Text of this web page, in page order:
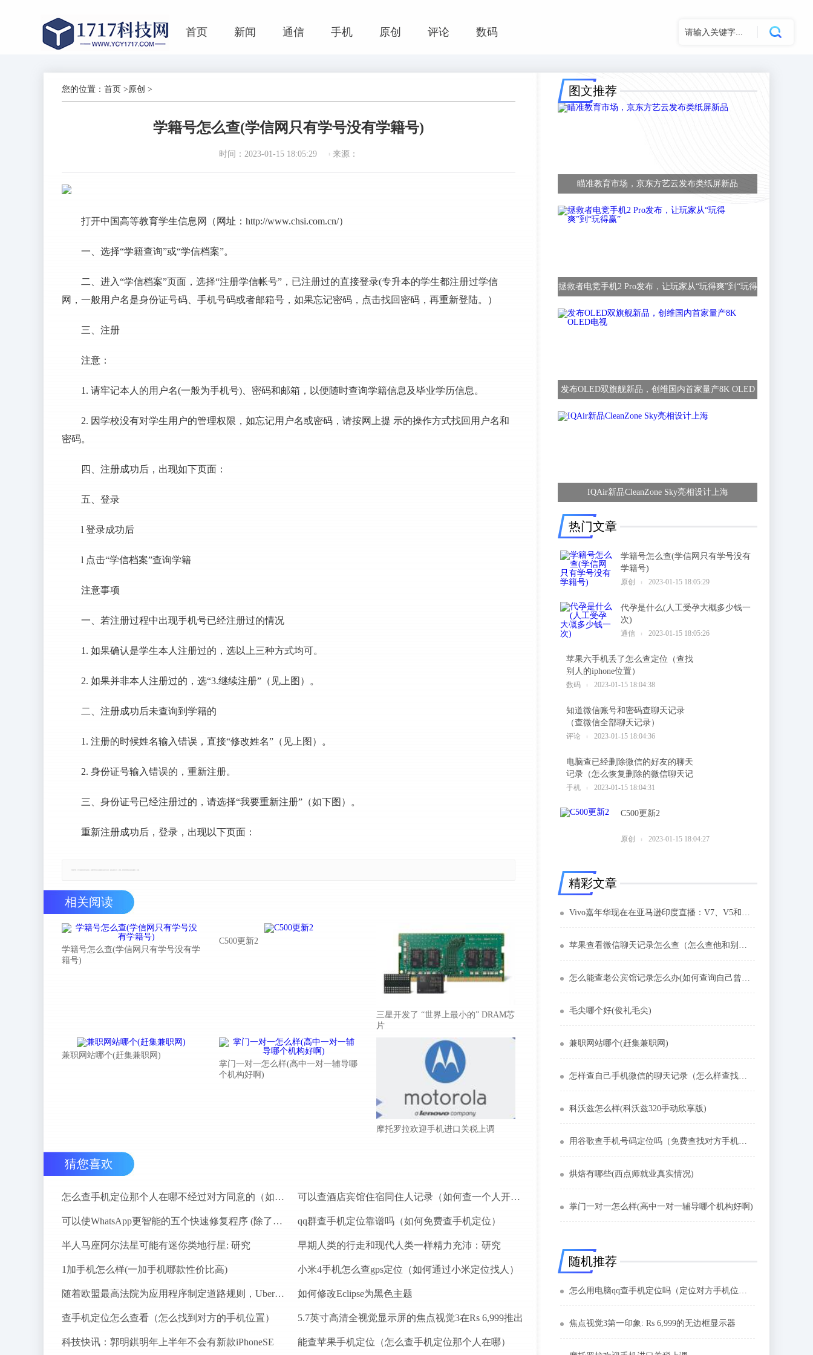
首页 新闻 通信 手机 原创 评论 数码
您的位置： 首页 >原创 >
学籍号怎么查(学信网只有学号没有学籍号)
时间：2023-01-15 18:05:29 来源：
打开中国高等教育学生信息网（网址：http://www.chsi.com.cn/）
一、选择“学籍查询”或“学信档案”。
二、进入“学信档案”页面，选择“注册学信帐号”，已注册过的直接登录(专升本的学生都注册过学信
网，一般用户名是身份证号码、手机号码或者邮箱号，如果忘记密码，点击找回密码，再重新登陆。）
三、注册
注意：
1. 请牢记本人的用户名(一般为手机号)、密码和邮箱，以便随时查询学籍信息及毕业学历信息。
2. 因学校没有对学生用户的管理权限，如忘记用户名或密码，请按网上提 示的操作方式找回用户名和
密码。
四、注册成功后，出现如下页面：
五、登录
l 登录成功后
l 点击“学信档案”查询学籍
注意事项
一、若注册过程中出现手机号已经注册过的情况
1. 如果确认是学生本人注册过的，选以上三种方式均可。
2. 如果并非本人注册过的，选“3.继续注册”（见上图）。
二、注册成功后未查询到学籍的
1. 注册的时候姓名输入错误，直接“修改姓名”（见上图）。
2. 身份证号输入错误的，重新注册。
三、身份证号已经注册过的，请选择“我要重新注册”（如下图）。
重新注册成功后，登录，出现以下页面：
相关阅读
学籍号怎么查(学信网只有学号没有学
籍号)
C500更新2
三星开发了 “世界上最小的” DRAM芯
片
兼职网站哪个(赶集兼职网)
掌门一对一怎么样(高中一对一辅导哪
个机构好啊)
摩托罗拉欢迎手机进口关税上调
猜您喜欢
怎么查手机定位那个人在哪不经过对方同意的（如何找手机定位） 可以查酒店宾馆住宿同住人记录（如何查一个人开酒店记录）
可以使WhatsApp更智能的五个快速修复程序 (除了限制消息转发) qq群查手机定位靠谱吗（如何免费查手机定位）
半人马座阿尔法星可能有迷你类地行星: 研究 早期人类的行走和现代人类一样精力充沛：研究
1加手机怎么样(一加手机哪款性价比高) 小米4手机怎么查gps定位（如何通过小米定位找人）
随着欧盟最高法院为应用程序制定道路规则，Uber的演出继续进行 如何修改Eclipse为黑色主题
查手机定位怎么查看（怎么找到对方的手机位置） 5.7英寸高清全视觉显示屏的焦点视觉3在Rs 6,999推出
科技快讯：郭明錤明年上半年不会有新款iPhoneSE 能查苹果手机定位（怎么查手机定位那个人在哪）
图文推荐
瞄准教育市场，京东方艺云发布类纸屏新品
拯救者电竞手机2 Pro发布，让玩家从“玩得爽”到“玩得
发布OLED双旗舰新品，创维国内首家量产8K OLED
IQAir新品CleanZone Sky亮相设计上海
热门文章
学籍号怎么查(学信网只有学号没有
学籍号)
原创 2023-01-15 18:05:29
1
代孕是什么(人工受孕大概多少钱一
次)
通信 2023-01-15 18:05:26
2
苹果六手机丢了怎么查定位（查找
别人的iphone位置）
数码 2023-01-15 18:04:38
3
知道微信账号和密码查聊天记录
（查微信全部聊天记录）
评论 2023-01-15 18:04:36
4
电脑查已经删除微信的好友的聊天
记录（怎么恢复删除的微信聊天记
录）
手机 2023-01-15 18:04:31
5
C500更新2
原创 2023-01-15 18:04:27
精彩文章
Vivo嘉年华现在在亚马逊印度直播：V7、V5和更多手机的顶级交易
苹果查看微信聊天记录怎么查（怎么查他和别人的聊天记录）
怎么能查老公宾馆记录怎么办(如何查询自己曾经住过的酒店)
毛尖哪个好(俊礼毛尖)
兼职网站哪个(赶集兼职网)
怎样查自己手机微信的聊天记录（怎么样查找微信删除的聊天记录）
科沃兹怎么样(科沃兹320手动欣享版)
用谷歌查手机号码定位吗（免费查找对方手机位置）
烘焙有哪些(西点师就业真实情况)
掌门一对一怎么样(高中一对一辅导哪个机构好啊)
随机推荐
怎么用电脑qq查手机定位吗（定位对方手机位置怎么弄）
焦点视觉3第一印象: Rs 6,999的无边框显示器